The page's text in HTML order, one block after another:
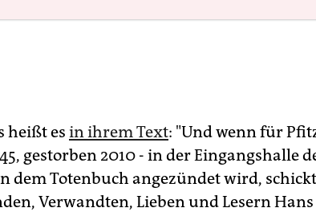
heißt es in ihrem Text: "Und wenn für
gestorben 2010 - in der Eingangshalle
dem Totenbuch angezündet wird,
Verwandten, Lieben und Lesern